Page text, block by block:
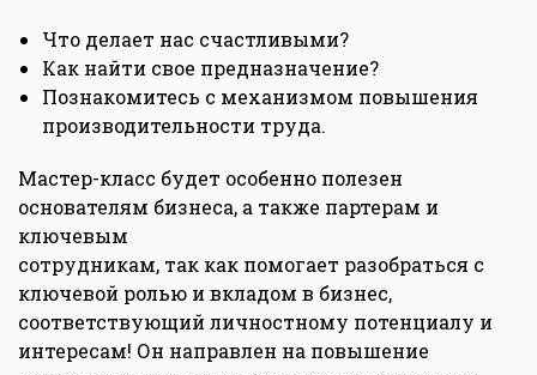
Что делает нас счастливыми?
Как найти свое предназначение?
Познакомитесь с механизмом повышения
производительности труда.
Мастер-класс будет особенно полезен
основателям бизнеса, а также партерам и
ключевым
сотрудникам, так как помогает разобраться с
ключевой ролью и вкладом в бизнес,
соответствующий личностному потенциалу и
интересам! Он направлен на повышение